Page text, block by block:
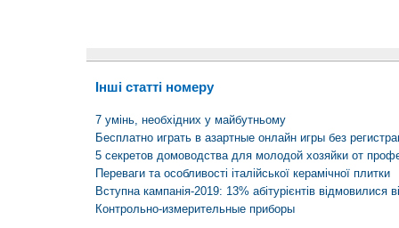
Інші статті номеру
7 умінь, необхідних у майбутньому
Бесплатно играть в азартные онлайн игры без
5 секретов домоводства для молодой хозяйки от
Переваги та особливості італійської керамічної плитки
Вступна кампанія-2019: 13% абітурієнтів відмовилися
Контрольно-измерительные приборы